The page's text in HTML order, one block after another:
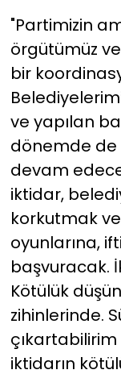
"Partimizin
örgütümüz
bir
ve yapılan
dönemde de
devam
iktidar,
korkutmak ve
oyunlarına,
başvuracak.
Kötülük
zihinlerinde.
iktidarın